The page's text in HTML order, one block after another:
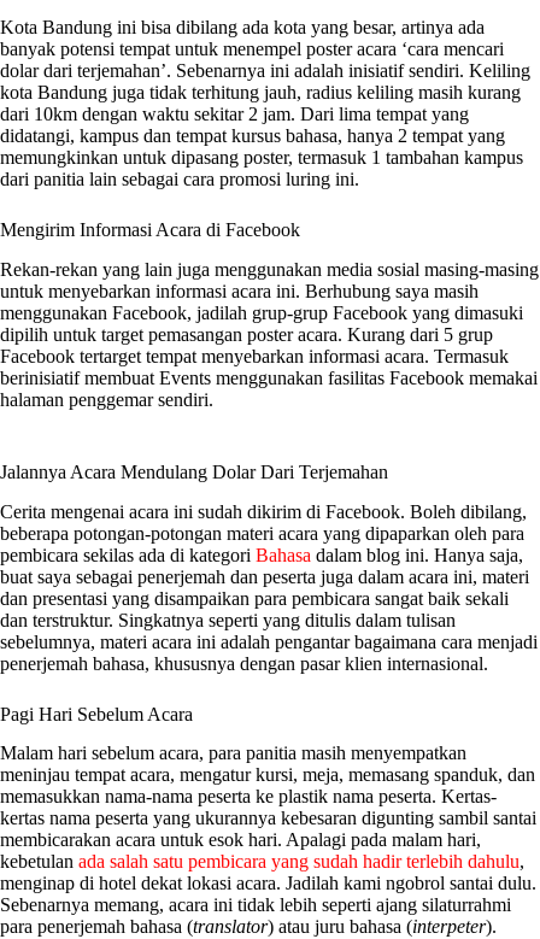
Kota Bandung ini bisa dibilang ada kota yang besar, artinya ada
banyak potensi tempat untuk menempel poster acara ‘cara mencari
dolar dari terjemahan’. Sebenarnya ini adalah inisiatif sendiri. Keliling
kota Bandung juga tidak terhitung jauh, radius keliling masih kurang
dari 10km dengan waktu sekitar 2 jam. Dari lima tempat yang
didatangi, kampus dan tempat kursus bahasa, hanya 2 tempat yang
memungkinkan untuk dipasang poster, termasuk 1 tambahan kampus
dari panitia lain sebagai cara promosi luring ini.
Mengirim Informasi Acara di Facebook
Rekan-rekan yang lain juga menggunakan media sosial masing-masing
untuk menyebarkan informasi acara ini. Berhubung saya masih
menggunakan Facebook, jadilah grup-grup Facebook yang dimasuki
dipilih untuk target pemasangan poster acara. Kurang dari 5 grup
Facebook tertarget tempat menyebarkan informasi acara. Termasuk
berinisiatif membuat Events menggunakan fasilitas Facebook memakai
halaman penggemar sendiri.
Jalannya Acara Mendulang Dolar Dari Terjemahan
Cerita mengenai acara ini sudah dikirim di Facebook. Boleh dibilang,
beberapa potongan-potongan materi acara yang dipaparkan oleh para
pembicara sekilas ada di kategori Bahasa dalam blog ini. Hanya saja,
buat saya sebagai penerjemah dan peserta juga dalam acara ini, materi
dan presentasi yang disampaikan para pembicara sangat baik sekali
dan terstruktur. Singkatnya seperti yang ditulis dalam tulisan
sebelumnya, materi acara ini adalah pengantar bagaimana cara menjadi
penerjemah bahasa, khususnya dengan pasar klien internasional.
Pagi Hari Sebelum Acara
Malam hari sebelum acara, para panitia masih menyempatkan
meninjau tempat acara, mengatur kursi, meja, memasang spanduk, dan
memasukkan nama-nama peserta ke plastik nama peserta. Kertas-
kertas nama peserta yang ukurannya kebesaran digunting sambil santai
membicarakan acara untuk esok hari. Apalagi pada malam hari,
kebetulan ada salah satu pembicara yang sudah hadir terlebih dahulu,
menginap di hotel dekat lokasi acara. Jadilah kami ngobrol santai dulu.
Sebenarnya memang, acara ini tidak lebih seperti ajang silaturrahmi
para penerjemah bahasa (translator) atau juru bahasa (interpeter).